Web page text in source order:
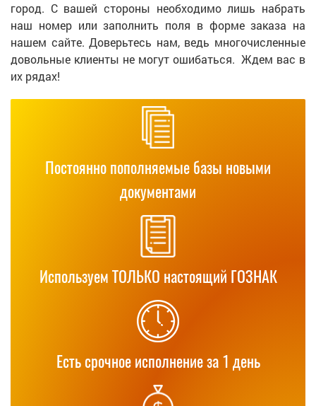
город. С вашей стороны необходимо лишь набрать
наш номер или заполнить поля в форме заказа на
нашем сайте. Доверьтесь нам, ведь многочисленные
довольные клиенты не могут ошибаться. Ждем вас в
их рядах!
Постоянно пополняемые базы новыми
документами
Используем ТОЛЬКО настоящий ГОЗНАК
Есть срочное исполнение за 1 день